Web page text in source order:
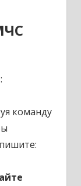
:
команду